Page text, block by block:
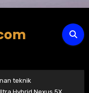
teknik